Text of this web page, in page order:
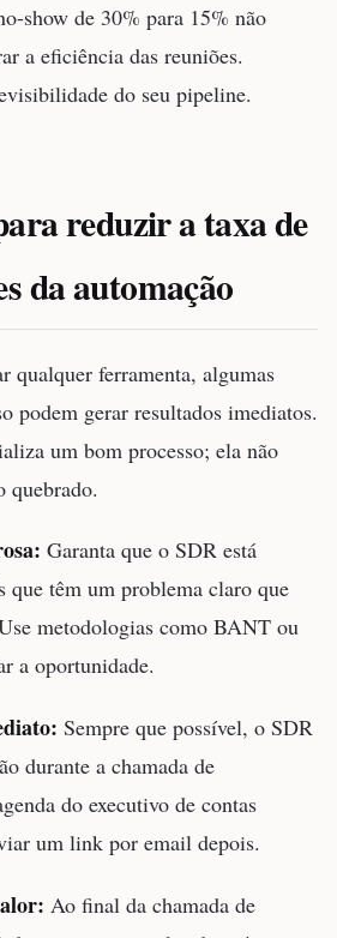
show de 30% para 15% não
a eficiência das reuniões.
do seu pipeline.
reduzir a taxa de
da automação
qualquer ferramenta, algumas
podem gerar resultados imediatos.
um bom processo; ela não
quebrado.
Garanta que o SDR está
que têm um problema claro que
metodologias como BANT ou
a oportunidade.
Sempre que possível, o SDR
durante a chamada de
do executivo de contas
um link por email depois.
Ao final da chamada de